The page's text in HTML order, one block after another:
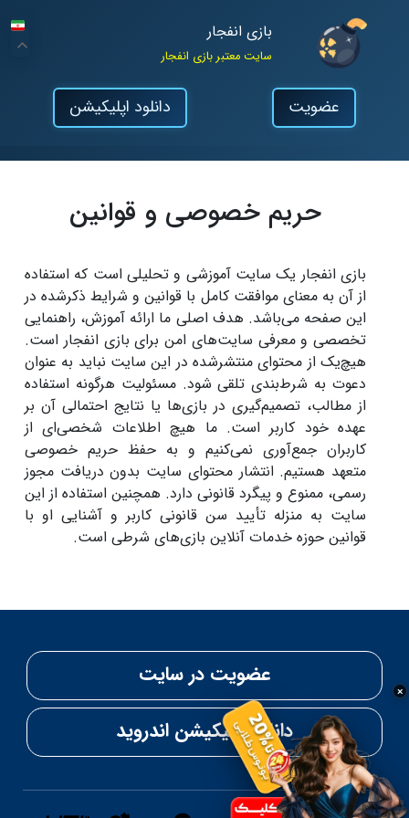
بازی انفجار
سایت معتبر بازی انفجار
عضویت دانلود اپلیکیشن
حریم خصوصی و قوانین
بازی انفجار یک سایت آموزشی و تحلیلی است که استفاده
از آن به معنای موافقت کامل با قوانین و شرایط ذکرشده در
این صفحه می‌باشد. هدف اصلی ما ارائه آموزش، راهنمایی
تخصصی و معرفی سایت‌های امن برای بازی انفجار است.
هیچ‌یک از محتوای منتشرشده در این سایت نباید به عنوان
دعوت به شرط‌بندی تلقی شود. مسئولیت هرگونه استفاده
از مطالب، تصمیم‌گیری در بازی‌ها یا نتایج احتمالی آن بر
عهده خود کاربر است. ما هیچ اطلاعات شخصی‌ای از
کاربران جمع‌آوری نمی‌کنیم و به حفظ حریم خصوصی
متعهد هستیم. انتشار محتوای سایت بدون دریافت مجوز
رسمی، ممنوع و پیگرد قانونی دارد. همچنین استفاده از این
سایت به منزله‌ تأیید سن قانونی کاربر و آشنایی او با
قوانین حوزه خدمات آنلاین بازی‌های شرطی است.
عضویت در سایت
دانلود اپلیکیشن اندروید
×